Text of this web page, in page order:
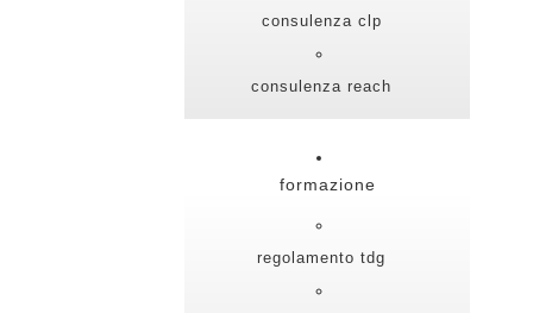
consulenza clp
consulenza reach
formazione
regolamento tdg